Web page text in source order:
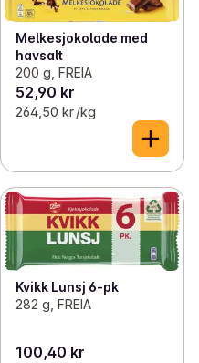
Melkesjokolade med
havsalt
200 g, FREIA
52,90 kr
264,50 kr /kg
Kvikk Lunsj 6-pk
282 g, FREIA
100,40 kr